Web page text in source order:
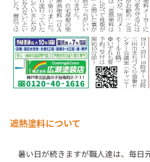
遮熱塗料について
暑い日が続きますが職人達は、毎日